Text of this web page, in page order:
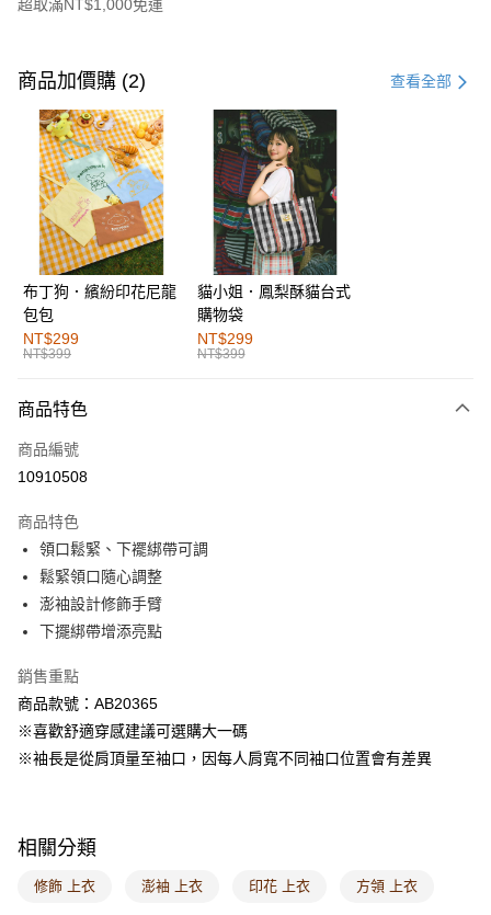
超取滿NT$1,000免運
信用卡一次付款
購物金
超商取貨付款
LINE Pay
街口支付
運送方式
全家取貨付款
每筆NT$60，滿NT$1,000(含以上)免運費
付款後全家取貨
萊爾富取貨付款
付款後萊爾富取貨
每筆NT$60，滿NT$1,000(含以上)免運費
7-11取貨付款
每筆NT$60，滿NT$1,000(含以上)免運費
付款後7-11取貨
每筆NT$60，滿NT$1,000(含以上)免運費
宅配
每筆NT$60，滿NT$1,000(含以上)免運費
海外配送-港/澳/新/馬/泰國專屬 查看運費
商品加價購 (2) 查看全部
布丁狗．繽紛印花尼龍
包包
NT$299
NT$399
貓小姐．鳳梨酥貓台式
購物袋
NT$299
NT$399
商品特色
商品編號
10910508
商品特色
領口鬆緊、下襬綁帶可調
鬆緊領口隨心調整
澎袖設計修飾手臂
下擺綁帶增添亮點
銷售重點
商品款號：AB20365
※喜歡舒適穿感建議可選購大一碼
※袖長是從肩頂量至袖口，因每人肩寬不同袖口位置會有差異
相關分類
修飾 上衣 澎袖 上衣 印花 上衣 方領 上衣